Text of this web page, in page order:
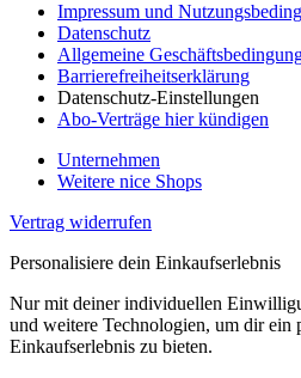
Impressum und
Datenschutz
Allgemeine
Barrierefreiheitserklärung
Datenschutz-Einstellungen
Abo-Verträge hier kündigen
Unternehmen
Weitere nice Shops
Vertrag widerrufen
Personalisiere dein Einkaufserlebnis
Nur mit deiner individuellen
und weitere Technologien, um dir ein
Einkaufserlebnis zu bieten.